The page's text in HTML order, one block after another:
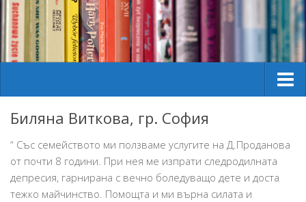
За мен
Практики
Принципи на работа
Биляна Виткова, гр. София
“ Със семейството ми ползваме услугите на Д.Проданова
от почти 8 години. При нея ме изпрати следродилната
депресия, гарнирана с вечно боледуващо дете и доста
тежко майчинство. Помощта и ми върна силата и